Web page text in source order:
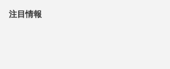
注目情報